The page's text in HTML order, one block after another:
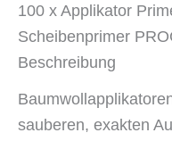
100 x Applikator
Scheibenprimer
Beschreibung
sauberen, exakten